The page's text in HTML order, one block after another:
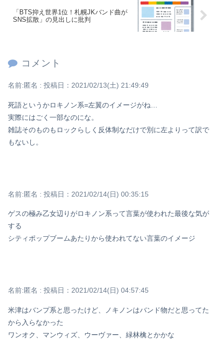
「BTS抑え世界1位！札幌JKバンド曲が
SNS拡散」の見出しに批判
コメント
名前:匿名 : 投稿日：2021/02/13(土) 21:49:49
死語というかロキノン系=左翼のイメージがね…
実際にはごく一部なのにな。
雑誌そのものもロックらしく反体制なだけで別に左よりって訳で
もないし。
名前:匿名 : 投稿日：2021/02/14(日) 00:35:15
ゲスの極み乙女辺りがロキノン系って言葉が使われた最後な気が
する
シティポップブームあたりから使われてない言葉のイメージ
名前:匿名 : 投稿日：2021/02/14(日) 04:57:45
米津はバンプ系と思ったけど、ノキノンはバンド物だと思ってた
から入らなかった
ワンオク、マンウィズ、ウーヴァー、緑林檎とかかな